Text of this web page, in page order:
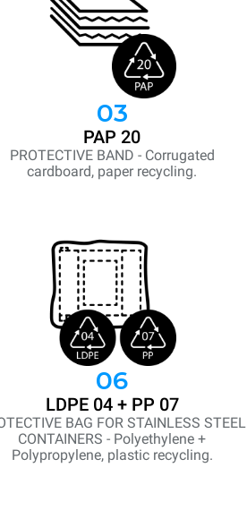
03
PAP 20
PROTECTIVE BAND - Corrugated
cardboard, paper recycling.
06
LDPE 04 + PP 07
BAG FOR STAINLESS STEEL
CONTAINERS - Polyethylene +
Polypropylene, plastic recycling.